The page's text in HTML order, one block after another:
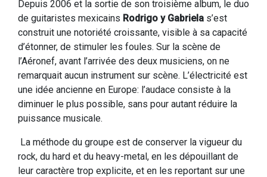
Depuis 2006 et la sortie de son troisième album, le duo
de guitaristes mexicains Rodrigo y Gabriela s’est
construit une notoriété croissante, visible à sa capacité
d’étonner, de stimuler les foules. Sur la scène de
l’Aéronef, avant l’arrivée des deux musiciens, on ne
remarquait aucun instrument sur scène. L’électricité est
une idée ancienne en Europe: l’audace consiste à la
diminuer le plus possible, sans pour autant réduire la
puissance musicale.
La méthode du groupe est de conserver la vigueur du
rock, du hard et du heavy-metal, en les dépouillant de
leur caractère trop explicite, et en les reportant sur une